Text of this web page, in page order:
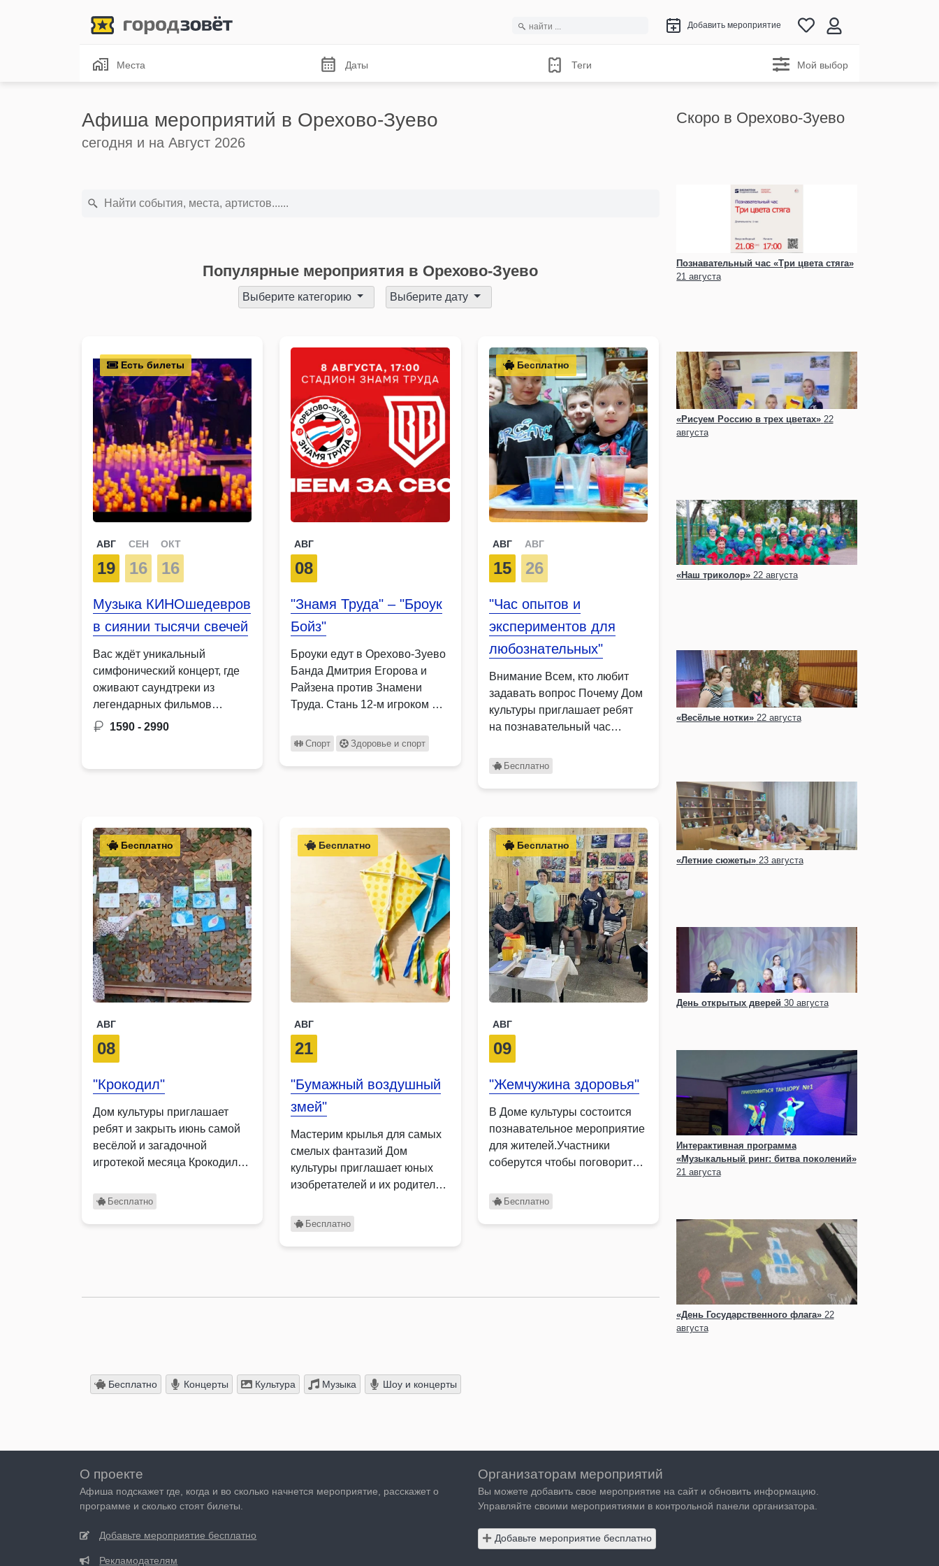
Добавить мероприятие
Места Даты Теги Мой выбор
Афиша мероприятий в Орехово-Зуево
сегодня и на Август 2026
Популярные мероприятия в Орехово-Зуево
Выберите категорию Выберите дату
Есть билеты
АВГ
19
СЕН
16
ОКТ
16
Музыка КИНОшедевров
в сиянии тысячи свечей
Вас ждёт уникальный
симфонический концерт, где
оживают саундтреки из
легендарных фильмов
Титаник Игра престолов
1590 - 2990
АВГ
08
"Знамя Труда" – "Броук
Бойз"
Броуки едут в Орехово-Зуево
Банда Дмитрия Егорова и
Райзена против Знамени
Труда. Стань 12-м игроком …
Спорт Здоровье и спорт
Бесплатно
АВГ
15
АВГ
26
"Час опытов и
экспериментов для
любознательных"
Внимание Всем, кто любит
задавать вопрос Почему Дом
культуры приглашает ребят
на познавательный час
Бесплатно
Бесплатно
АВГ
08
"Крокодил"
Дом культуры приглашает
ребят и закрыть июнь самой
весёлой и загадочной
игротекой месяца Крокодил
Бесплатно
Бесплатно
АВГ
21
"Бумажный воздушный
змей"
Мастерим крылья для самых
смелых фантазий Дом
культуры приглашает юных
изобретателей и их родителей
Бесплатно
Бесплатно
АВГ
09
"Жемчужина здоровья"
В Доме культуры состоится
познавательное мероприятие
для жителей.Участники
соберутся чтобы поговорить о
Бесплатно
Скоро в Орехово-Зуево
Познавательный час «Три цвета стяга»
21 августа
«Рисуем Россию в трех цветах» 22
августа
«Наш триколор» 22 августа
«Весёлые нотки» 22 августа
«Летние сюжеты» 23 августа
День открытых дверей 30 августа
Интерактивная программа
«Музыкальный ринг: битва поколений»
21 августа
«День Государственного флага» 22
августа
Бесплатно Концерты Культура Музыка Шоу и концерты
О проекте
Афиша подскажет где, когда и во сколько начнется мероприятие, расскажет о
программе и сколько стоят билеты.
Добавьте мероприятие бесплатно
Рекламодателям
Организаторам мероприятий
Вы можете добавить свое мероприятие на сайт и обновить информацию.
Управляйте своими мероприятиями в контрольной панели организатора.
Добавьте мероприятие бесплатно